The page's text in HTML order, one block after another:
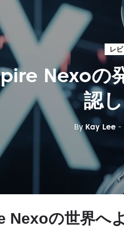
レ
Nexoの
認
By Kay Lee -
Nexoの世界へ